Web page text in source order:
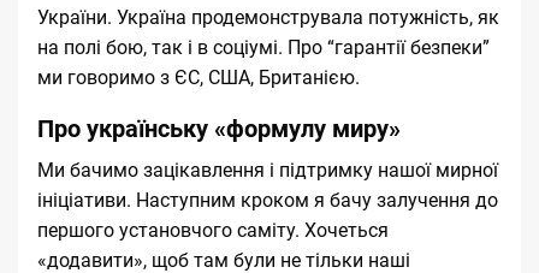
України. Україна продемонструвала потужність, як
на полі бою, так і в соціумі. Про “гарантії безпеки”
ми говоримо з ЄС, США, Британією.
Про українську «формулу миру»
Ми бачимо зацікавлення і підтримку нашої мирної
ініціативи. Наступним кроком я бачу залучення до
першого установчого саміту. Хочеться
«додавити», щоб там були не тільки наші